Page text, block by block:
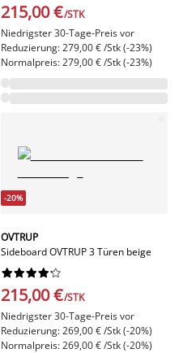
215,00 €/STK
Niedrigster 30-Tage-Preis vor
Reduzierung: 279,00 € /Stk (-23%)
Normalpreis: 279,00 € /Stk (-23%)
-20%
OVTRUP
Sideboard OVTRUP 3 Türen beige






215,00 €/STK
Niedrigster 30-Tage-Preis vor
Reduzierung: 269,00 € /Stk (-20%)
Normalpreis: 269,00 € /Stk (-20%)